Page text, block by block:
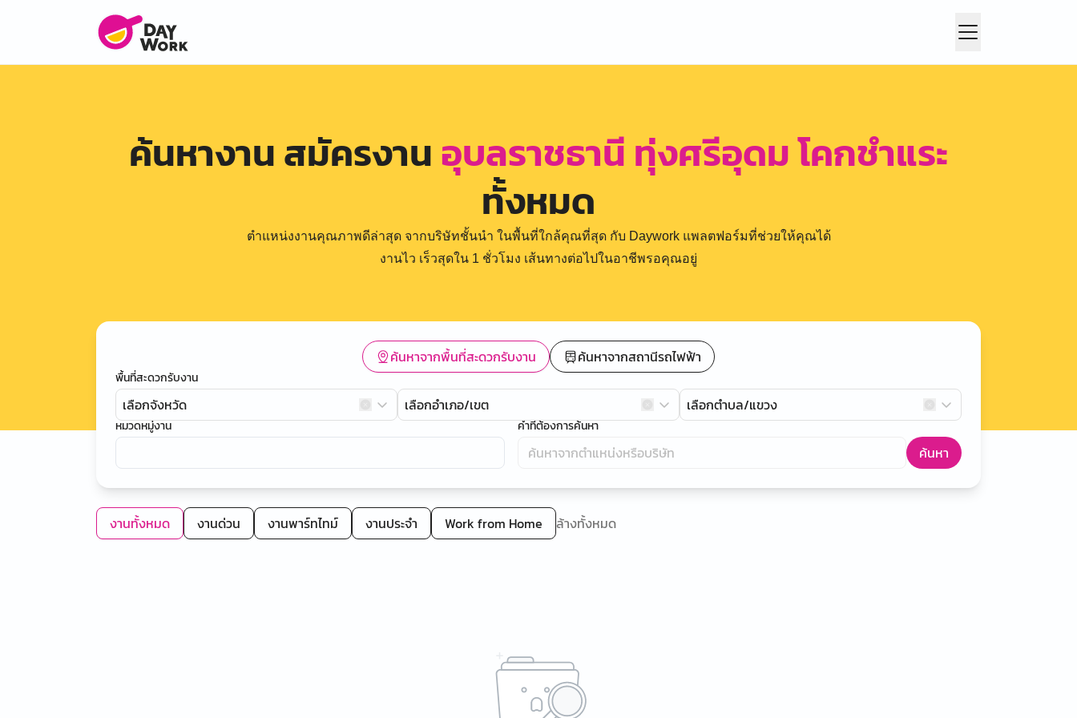
ค้นหางาน สมัครงานอุบลราชธานี ทุ่งศรีอุดม โคกชำแระ
ทั้งหมด
ตำแหน่งงานคุณภาพดีล่าสุด จากบริษัทชั้นนำ ในพื้นที่ใกล้คุณที่สุด กับ Daywork แพลตฟอร์มที่ช่วยให้คุณได้
งานไว เร็วสุดใน 1 ชั่วโมง เส้นทางต่อไปในอาชีพรอคุณอยู่
ค้นหาจากพื้นที่สะดวกรับงาน ค้นหาจากสถานีรถไฟฟ้า
พื้นที่สะดวกรับงาน
เลือกจังหวัด เลือกอำเภอ/เขต เลือกตำบล/แขวง
หมวดหมู่งาน คำที่ต้องการค้นหา
ค้นหา
งานทั้งหมด งานด่วน งานพาร์ทไทม์ งานประจำ Work from Home ล้างทั้งหมด